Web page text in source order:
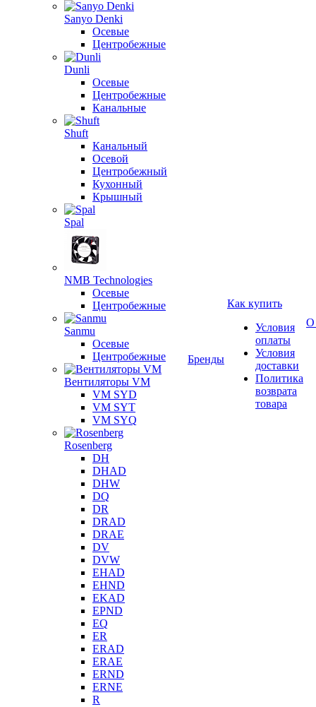
Sanyo Denki
Осевые
Центробежные
Dunli
Осевые
Центробежные
Канальные
Shuft
Канальный
Осевой
Центробежный
Кухонный
Крышный
Spal
NMB Technologies
Осевые
Центробежные
Sanmu
Осевые
Центробежные
Вентиляторы VM
VM SYD
VM SYT
VM SYQ
Rosenberg
DH
DHAD
DHW
DQ
DR
DRAD
DRAE
DV
DVW
EHAD
EHND
EKAD
EPND
EQ
ER
ERAD
ERAE
ERND
ERNE
R
Бренды
Как купить
Условия
оплаты
Условия
доставки
Политика
возврата
товара
О